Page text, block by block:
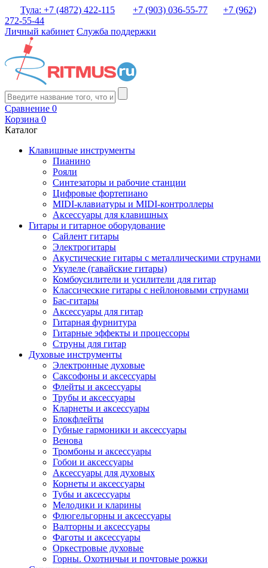
Тула: +7 (4872) 422-115 +7 (903) 036-55-77
+7 (962)
272-55-44
Личный кабинет Служба поддержки
Сравнение 0
Корзина 0
Каталог
Клавишные инструменты
Пианино
Рояли
Синтезаторы и рабочие станции
Цифровые фортепиано
MIDI-клавиатуры и MIDI-контроллеры
Аксессуары для клавишных
Гитары и гитарное оборудование
Сайлент гитары
Электрогитары
Акустические гитары с металлическими струнами
Укулеле (гавайские гитары)
Комбоусилители и усилители для гитар
Классические гитары с нейлоновыми струнами
Бас-гитары
Аксессуары для гитар
Гитарная фурнитура
Гитарные эффекты и процессоры
Струны для гитар
Духовые инструменты
Электронные духовые
Саксофоны и аксессуары
Флейты и аксессуары
Трубы и аксессуары
Кларнеты и аксессуары
Блокфлейты
Губные гармоники и аксессуары
Венова
Тромбоны и аксессуары
Гобои и аксессуары
Аксессуары для духовых
Корнеты и аксессуары
Тубы и аксессуары
Мелодики и кларины
Флюгельгорны и аксессуары
Валторны и аксессуары
Фаготы и аксессуары
Оркестровые духовые
Горны. Охотничьи и почтовые рожки